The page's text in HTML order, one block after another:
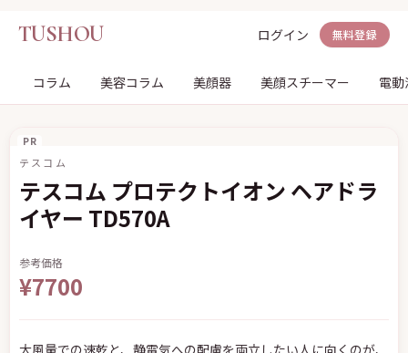
TUSHOU ログイン 無料登録
コラム 美容コラム 美顔器 美顔スチーマー 電
テスコム プロテクトイオン ヘアドラ
イヤー TD570A
参考価格
¥7700
大風量での速乾と、静電気への配慮を両立したい人に向くのが、